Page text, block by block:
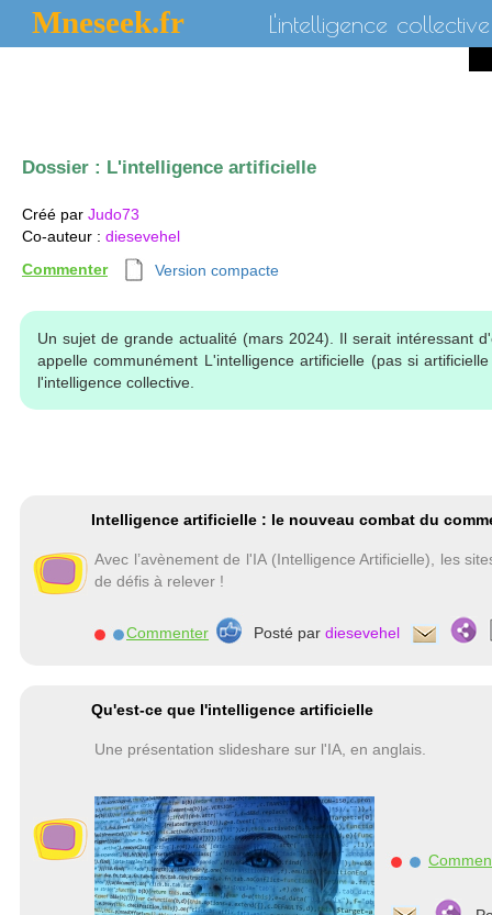
Mneseek.fr L'intelligence collective
Dossier : L'intelligence artificielle
Créé par Judo73
Co-auteur : diesevehel
Commenter
Version compacte
Un sujet de grande actualité (mars 2024). Il serait intéressant
appelle communément L'intelligence artificielle (pas si
l'intelligence collective.
Intelligence artificielle : le nouveau combat du
Avec l’avènement de l'IA (Intelligence Artificielle), les
de défis à relever !
Commenter Posté par diesevehel
Qu'est-ce que l'intelligence artificielle
Une présentation slideshare sur l'IA, en anglais.